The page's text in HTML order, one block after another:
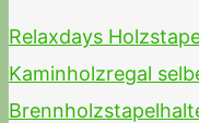
Relaxdays
Kaminholzregal